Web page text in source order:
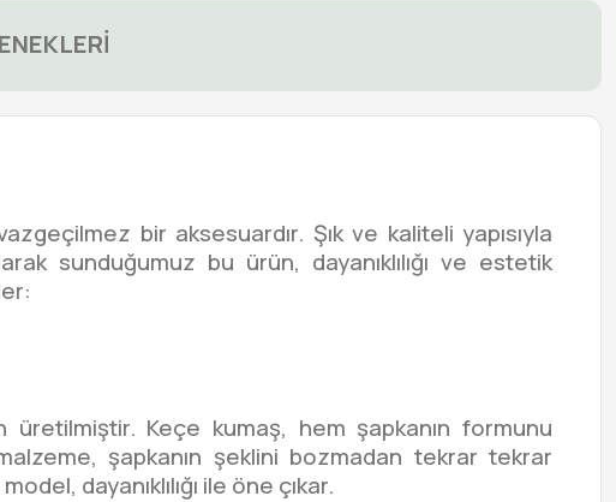
bir aksesuardır. Şık ve kaliteli yapısıyla
sunduğumuz bu ürün, dayanıklılığı ve estetik
Keçe kumaş, hem şapkanın formunu
şapkanın şeklini bozmadan tekrar tekrar
dayanıklılığı ile öne çıkar.